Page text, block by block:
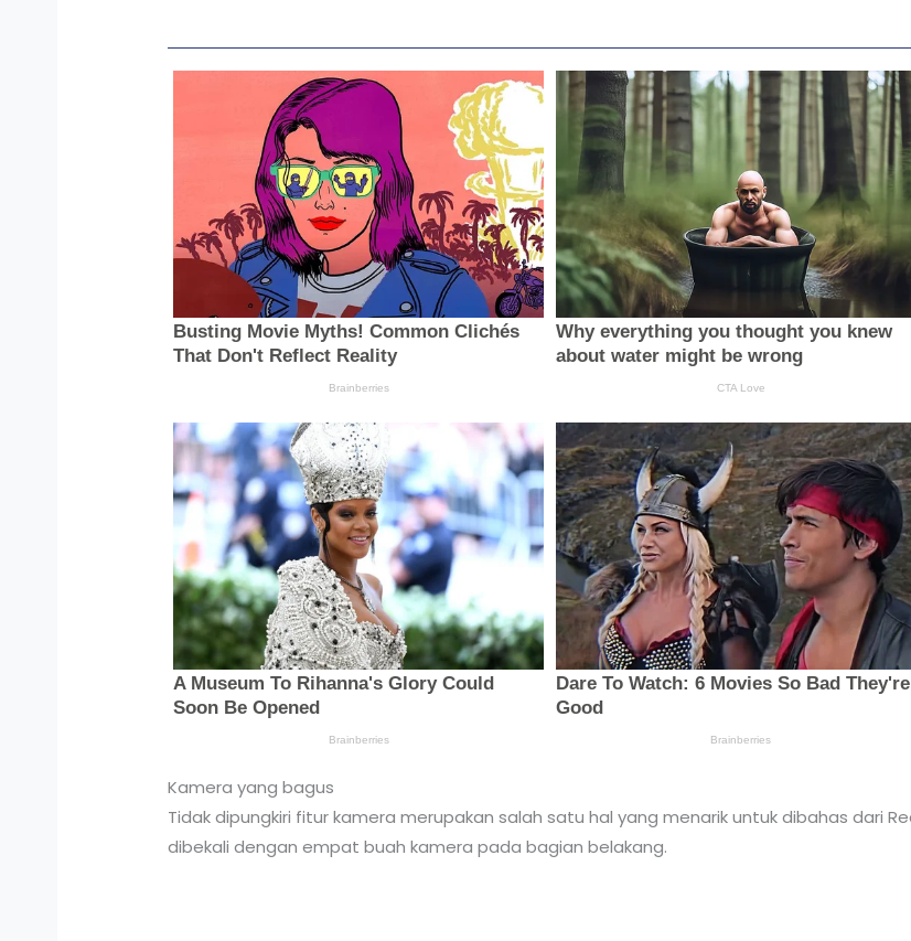
Kamera yang bagus
Tidak dipungkiri fitur kamera merupakan salah satu hal yang menarik untuk dibahas dari
dibekali dengan empat buah kamera pada bagian belakang.